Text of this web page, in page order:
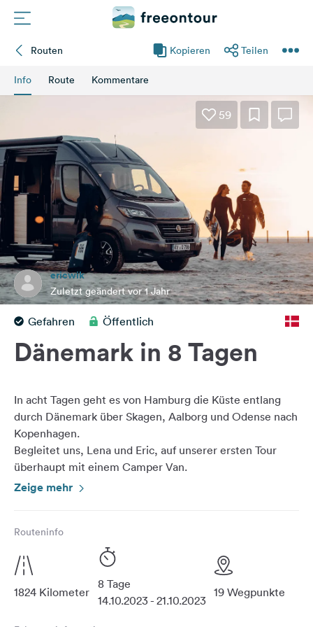
Magazin
Partner
Registrieren
Einloggen
Newsletter
Feedback
Sprache:
Folge
uns
auf
Social
Media
Facebook
Routen Kopieren Teilen
Info Route Kommentare
59
ericwik
Zuletzt geändert vor 1 Jahr
Gefahren Öffentlich
Dänemark in 8 Tagen
In acht Tagen geht es von Hamburg die Küste entlang
durch Dänemark über Skagen, Aalborg und Odense nach
Kopenhagen.
Begleitet uns, Lena und Eric, auf unserer ersten Tour
überhaupt mit einem Camper Van.
Ihr könnt uns auf Instagram (@ericwik) und auch unter
Folgende Tour ist geplant, aber wir sind auch offen für
spontane Alternativen:
Wir starten die Tour mit unserem Auto in der Nähe von
Zeige mehr
Routeninfo
1824 Kilometer
8 Tage
14.10.2023 - 21.10.2023
19 Wegpunkte